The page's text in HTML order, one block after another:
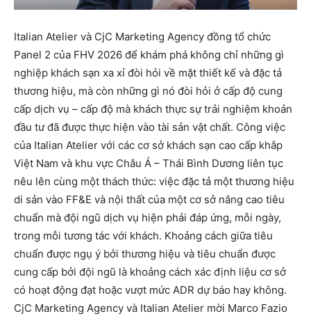
Italian Atelier và CjC Marketing Agency đồng tổ chức
Panel 2 của FHV 2026 để khám phá không chỉ những gì
nghiệp khách sạn xa xỉ đòi hỏi về mặt thiết kế và đặc tả
thương hiệu, mà còn những gì nó đòi hỏi ở cấp độ cung
cấp dịch vụ – cấp độ mà khách thực sự trải nghiệm khoản
đầu tư đã được thực hiện vào tài sản vật chất. Công việc
của Italian Atelier với các cơ sở khách sạn cao cấp khắp
Việt Nam và khu vực Châu Á – Thái Bình Dương liên tục
nêu lên cùng một thách thức: việc đặc tả một thương hiệu
di sản vào FF&E và nội thất của một cơ sở nâng cao tiêu
chuẩn mà đội ngũ dịch vụ hiện phải đáp ứng, mỗi ngày,
trong mỗi tương tác với khách. Khoảng cách giữa tiêu
chuẩn được ngụ ý bởi thương hiệu và tiêu chuẩn được
cung cấp bởi đội ngũ là khoảng cách xác định liệu cơ sở
có hoạt động đạt hoặc vượt mức ADR dự báo hay không.
CjC Marketing Agency và Italian Atelier mời Marco Fazio